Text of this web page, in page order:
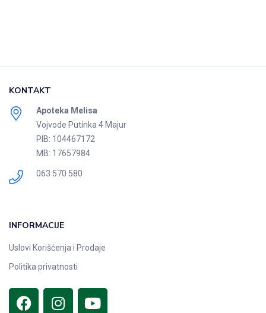
KONTAKT
Apoteka Melisa
Vojvode Putinka 4 Majur
PIB: 104467172
MB: 17657984
063 570 580
INFORMACIJE
Uslovi Korišćenja i Prodaje
Politika privatnosti